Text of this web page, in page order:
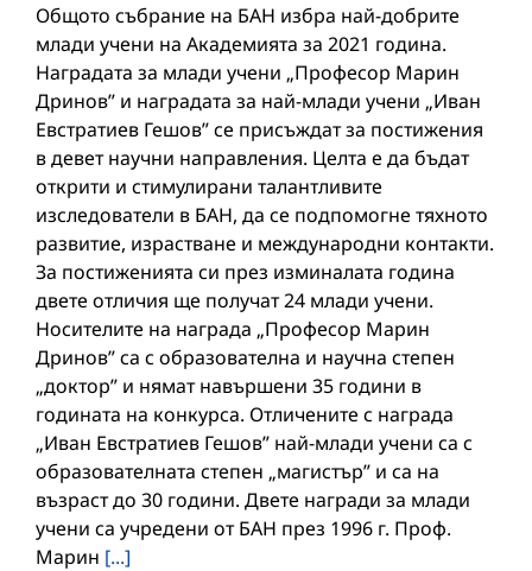
Общото събрание на БАН избра най-добрите
млади учени на Академията за 2021 година.
Наградата за млади учени „Професор Марин
Дринов” и наградата за най-млади учени „Иван
Евстратиев Гешов” се присъждат за постижения
в девет научни направления. Целта е да бъдат
открити и стимулирани талантливите
изследователи в БАН, да се подпомогне тяхното
развитие, израстване и международни контакти.
За постиженията си през изминалата година
двете отличия ще получат 24 млади учени.
Носителите на награда „Професор Марин
Дринов” са с образователна и научна степен
„доктор” и нямат навършени 35 години в
годината на конкурса. Отличените с награда
„Иван Евстратиев Гешов” най-млади учени са с
образователната степен „магистър” и са на
възраст до 30 години. Двете награди за млади
учени са учредени от БАН през 1996 г. Проф.
Марин [...]